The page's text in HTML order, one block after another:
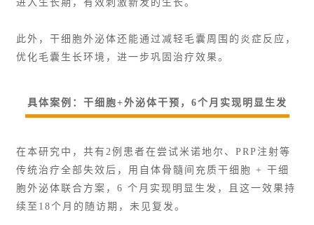
进入生长期，有效刺激新发的生长。
此外，干细胞外泌体还能通过减轻毛囊周围的炎症反应，
优化毛囊生长环境，进一步巩固治疗效果。
具体案例：干细胞+外泌体干预，6个月实现明显生发
在本研究中，共有2例患者在尝试米诺地尔、 PRP注射等
传统治疗全部失效后，用自体骨髓间充质干细胞 + 干细
胞外泌体联合方案，6 个月实现明显生发，且这一效果持
续至18个月的随访期，未见复发。